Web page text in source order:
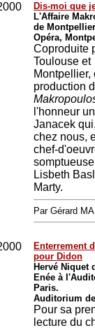
Dis-moi que
L'Affaire
de
Opéra,
Coproduite
Toulouse et
Montpellier,
production
l'honneur
Janacek
chez nous,
chef-
Lisbeth
Marty.
Par Gérard
Enterrement
pour Didon
Hervé Niquet
Enée à
Paris.
Auditorium
Pour sa
lecture du